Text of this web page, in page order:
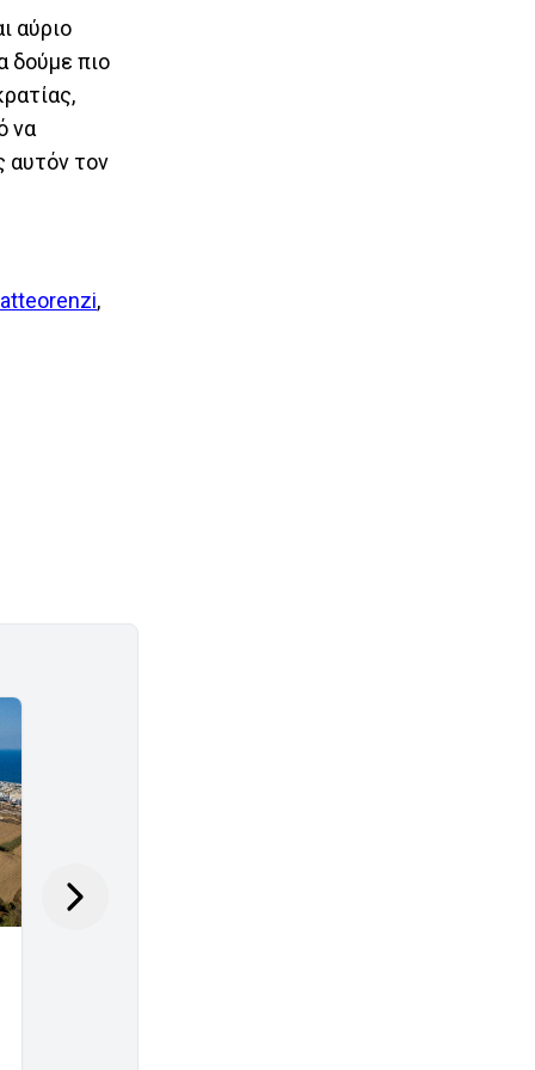
αύριο
δούμε πιο
να
αυτόν τον
,